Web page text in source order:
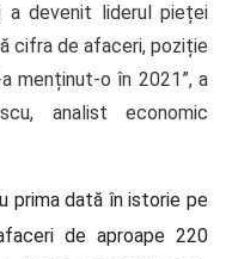
a devenit liderul pieței
cifra de afaceri, poziție
menținut-o în 2021”, a
analist economic
prima dată în istorie pe
de aproape 220